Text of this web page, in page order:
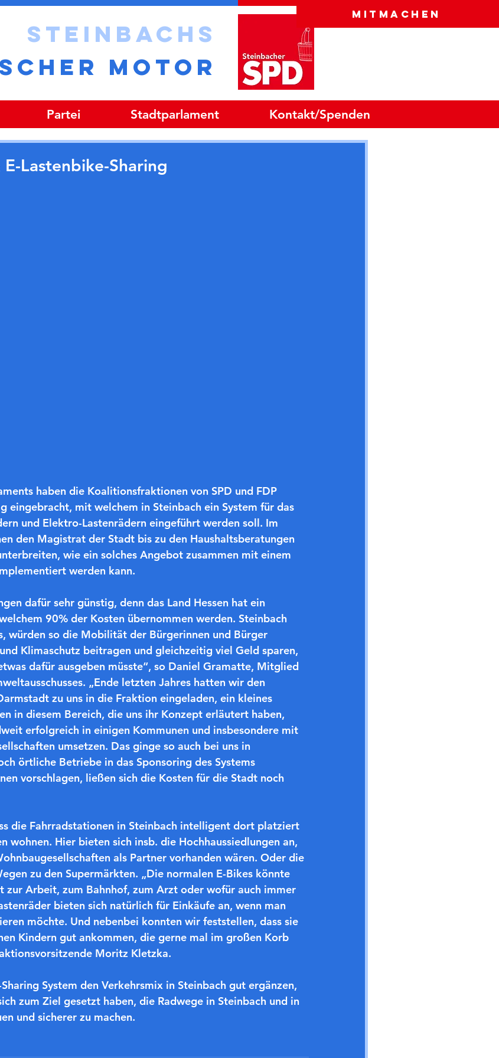
Mitmachen
STEINBACHS
MOTOR
Partei Stadtparlament Kontakt/Spenden
Lastenbike-Sharing
haben die Koalitionsfraktionen von SPD und FDP
eingebracht, mit welchem in Steinbach ein System für das
und Elektro-Lastenrädern eingeführt werden soll. Im
den Magistrat der Stadt bis zu den Haushaltsberatungen
wie ein solches Angebot zusammen mit einem
werden kann.
dafür sehr günstig, denn das Land Hessen hat ein
90% der Kosten übernommen werden. Steinbach
würden so die Mobilität der Bürgerinnen und Bürger
Klimaschutz beitragen und gleichzeitig viel Geld sparen,
dafür ausgeben müsste“, so Daniel Gramatte, Mitglied
„Ende letzten Jahres hatten wir den
zu uns in die Fraktion eingeladen, ein kleines
in diesem Bereich, die uns ihr Konzept erläutert haben,
erfolgreich in einigen Kommunen und insbesondere mit
umsetzen. Das ginge so auch bei uns in
örtliche Betriebe in das Sponsoring des Systems
vorschlagen, ließen sich die Kosten für die Stadt noch
die Fahrradstationen in Steinbach intelligent dort platziert
wohnen. Hier bieten sich insb. die Hochhaussiedlungen an,
als Partner vorhanden wären. Oder die
zu den Supermärkten. „Die normalen E-Bikes könnte
zur Arbeit, zum Bahnhof, zum Arzt oder wofür auch immer
bieten sich natürlich für Einkäufe an, wenn man
möchte. Und nebenbei konnten wir feststellen, dass sie
Kindern gut ankommen, die gerne mal im großen Korb
Moritz Kletzka.
System den Verkehrsmix in Steinbach gut ergänzen,
zum Ziel gesetzt haben, die Radwege in Steinbach und in
und sicherer zu machen.